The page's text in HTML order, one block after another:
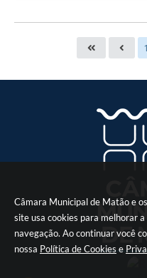
Câmara Municipal de Matão e
site usa cookies para melhorar
navegação. Ao continuar você
nossa Política de Cookies e